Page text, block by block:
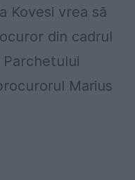
Kovesi vrea să
din cadrul
Marius